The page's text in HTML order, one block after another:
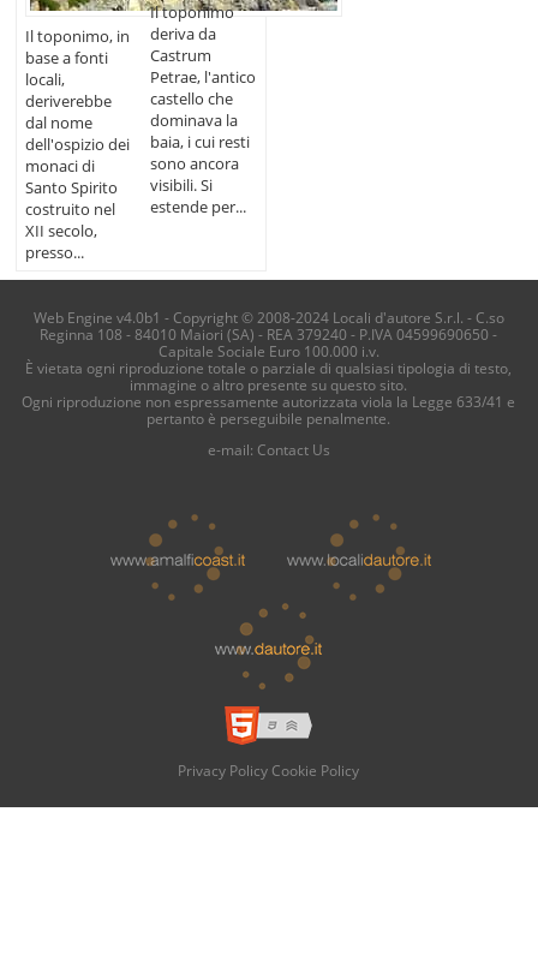
Il toponimo, in
base a fonti
locali,
deriverebbe
dal nome
dell'ospizio dei
monaci di
Santo Spirito
costruito nel
XII secolo,
presso...
Il toponimo
deriva da
Castrum
Petrae, l'antico
castello che
dominava la
baia, i cui resti
sono ancora
visibili. Si
estende per...
Web Engine v4.0b1 - Copyright © 2008-2024 Locali d'autore S.r.l. - C.so
Reginna 108 - 84010 Maiori (SA) - REA 379240 - P.IVA 04599690650 -
Capitale Sociale Euro 100.000 i.v.
È vietata ogni riproduzione totale o parziale di qualsiasi tipologia di testo,
immagine o altro presente su questo sito.
Ogni riproduzione non espressamente autorizzata viola la Legge 633/41 e
pertanto è perseguibile penalmente.
e-mail: Contact Us
Privacy Policy Cookie Policy